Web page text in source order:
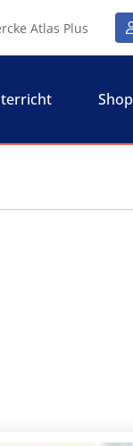
Atlas Plus
Shop